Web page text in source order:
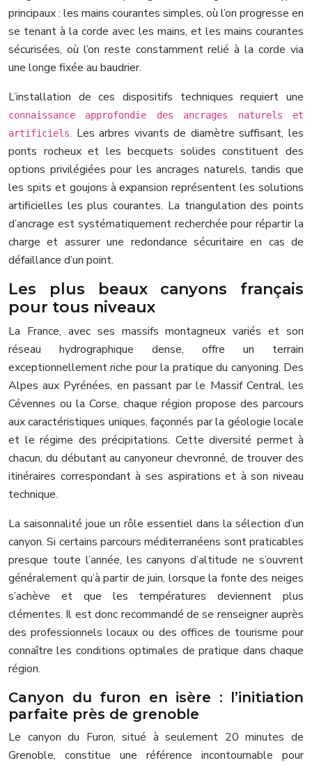
principaux : les mains courantes simples, où l’on progresse en
se tenant à la corde avec les mains, et les mains courantes
sécurisées, où l’on reste constamment relié à la corde via
une longe fixée au baudrier.
L’installation de ces dispositifs techniques requiert une
connaissance approfondie des ancrages naturels et
artificiels. Les arbres vivants de diamètre suffisant, les
ponts rocheux et les becquets solides constituent des
options privilégiées pour les ancrages naturels, tandis que
les spits et goujons à expansion représentent les solutions
artificielles les plus courantes. La triangulation des points
d’ancrage est systématiquement recherchée pour répartir la
charge et assurer une redondance sécuritaire en cas de
défaillance d’un point.
Les plus beaux canyons français
pour tous niveaux
La France, avec ses massifs montagneux variés et son
réseau hydrographique dense, offre un terrain
exceptionnellement riche pour la pratique du canyoning. Des
Alpes aux Pyrénées, en passant par le Massif Central, les
Cévennes ou la Corse, chaque région propose des parcours
aux caractéristiques uniques, façonnés par la géologie locale
et le régime des précipitations. Cette diversité permet à
chacun, du débutant au canyoneur chevronné, de trouver des
itinéraires correspondant à ses aspirations et à son niveau
technique.
La saisonnalité joue un rôle essentiel dans la sélection d’un
canyon. Si certains parcours méditerranéens sont praticables
presque toute l’année, les canyons d’altitude ne s’ouvrent
généralement qu’à partir de juin, lorsque la fonte des neiges
s’achève et que les températures deviennent plus
clémentes. Il est donc recommandé de se renseigner auprès
des professionnels locaux ou des offices de tourisme pour
connaître les conditions optimales de pratique dans chaque
région.
Canyon du furon en isère : l’initiation
parfaite près de grenoble
Le canyon du Furon, situé à seulement 20 minutes de
Grenoble, constitue une référence incontournable pour